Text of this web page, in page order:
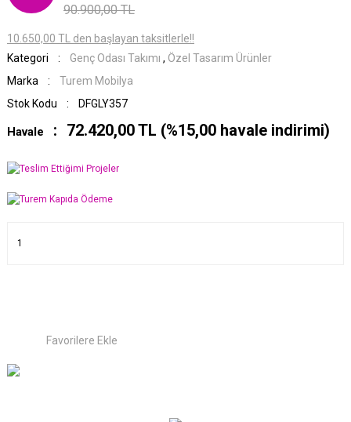
90.900,00 TL
10.650,00 TL den başlayan taksitlerle!!
Kategori
Genç Odası Takımı , Özel Tasarım Ürünler
Marka
Turem Mobilya
Stok Kodu
DFGLY357
Havale 72.420,00 TL (%15,00 havale indirimi)